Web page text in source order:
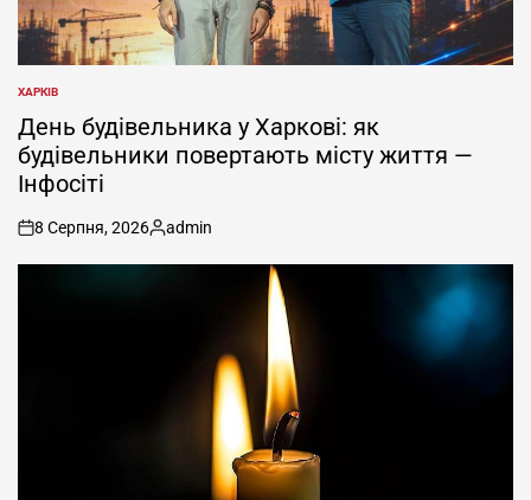
ОПУБЛІКУВАТИ
У
ХАРКІВ
День будівельника у Харкові: як
будівельники повертають місту життя —
Інфосіті
on
8 Серпня, 2026
Опубліковано
admin